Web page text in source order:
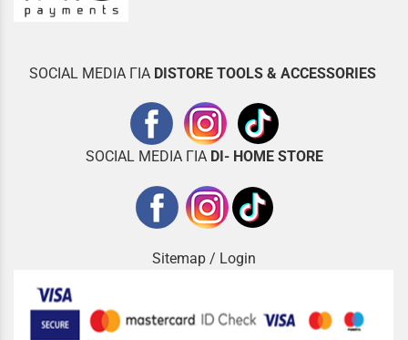
SOCIAL MEDIA ΓΙΑ DISTORE TOOLS & ACCESSORIES
SOCIAL MEDIA ΓΙΑ DI- HOME STORE
Sitemap / Login